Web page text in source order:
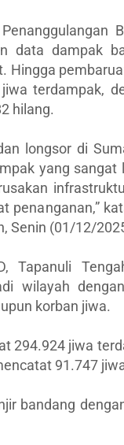
data dampak
Hingga
terdampak,
hilang.
longsor di
yang
penanganan,”
Senin (01/12/
Tapanuli
wilayah
korban jiwa.
294.924 jiwa
91.747
bandang